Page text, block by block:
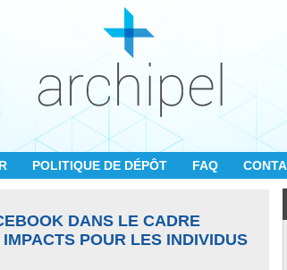
POLITIQUE DE DÉPÔT FAQ
DANS LE CADRE
POUR LES INDIVIDUS